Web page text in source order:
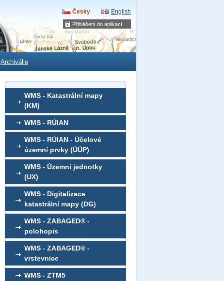
Přihlášení do aplikací
Česky English
Archiválie
WMS - Katastrální mapy
(KM)
WMS - RÚIAN
WMS - RÚIAN - Účelové
územní prvky (ÚÚP)
WMS - Územní jednotky
(UX)
WMS - Digitalizace
katastrální mapy (DG)
WMS - ZABAGED® -
polohopis
WMS - ZABAGED® -
vrstevnice
WMS - ZTM5